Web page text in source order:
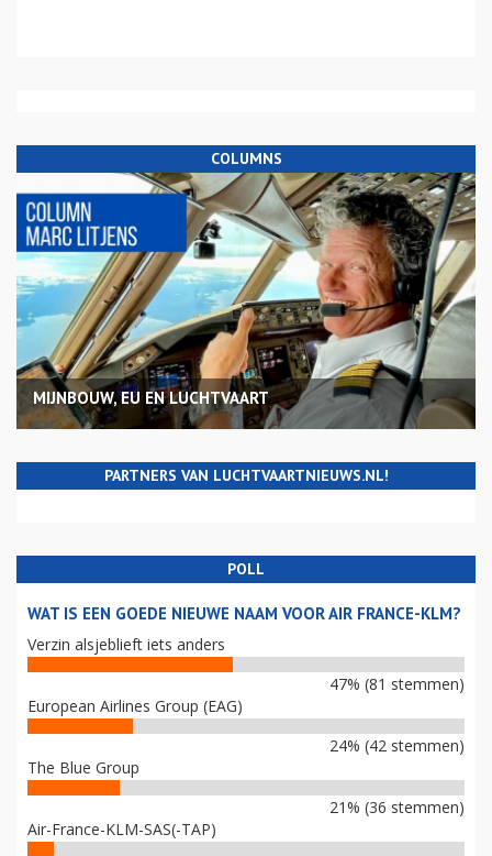
COLUMNS
MIJNBOUW, EU EN LUCHTVAART
PARTNERS VAN LUCHTVAARTNIEUWS.NL!
POLL
WAT IS EEN GOEDE NIEUWE NAAM VOOR AIR FRANCE-KLM?
Verzin alsjeblieft iets anders
47% (81 stemmen)
European Airlines Group (EAG)
24% (42 stemmen)
The Blue Group
21% (36 stemmen)
Air-France-KLM-SAS(-TAP)